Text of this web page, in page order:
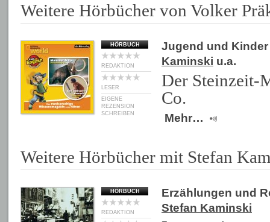
Weitere Hörbücher von Volker
HÖRBUCH
REDAKTION
LESER
EIGENE
REZENSION
SCHREIBEN
Jugend und Kinder
Kaminski u.a.
Der Steinzeit-
Co.
Mehr…
Weitere Hörbücher mit Stefan
HÖRBUCH
REDAKTION
Erzählungen und
Stefan Kaminski